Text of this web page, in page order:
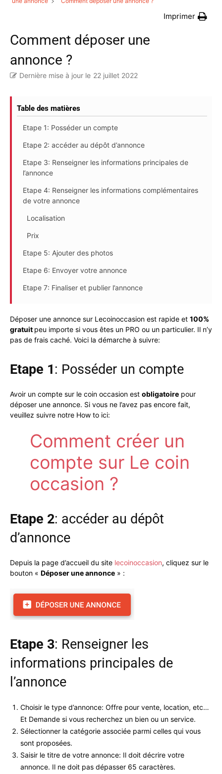
Imprimer
Comment déposer une
annonce ?
Dernière mise à jour le 22 juillet 2022
Table des matières
Etape 1: Posséder un compte
Etape 2: accéder au dépôt d’annonce
Etape 3: Renseigner les informations principales de
l’annonce
Etape 4: Renseigner les informations complémentaires
de votre annonce
Localisation
Prix
Etape 5: Ajouter des photos
Etape 6: Envoyer votre annonce
Etape 7: Finaliser et publier l’annonce
Déposer une annonce sur Lecoinoccasion est rapide et 100%
gratuit peu importe si vous êtes un PRO ou un particulier. Il n’y
pas de frais caché. Voici la démarche à suivre:
Etape 1: Posséder un compte
Avoir un compte sur le coin occasion est obligatoire pour
déposer une annonce. Si vous ne l’avez pas encore fait,
veuillez suivre notre How to ici:
Comment créer un
compte sur Le coin
occasion ?
Etape 2: accéder au dépôt
d’annonce
Depuis la page d’accueil du site lecoinoccasion, cliquez sur le
bouton « Déposer une annonce » :
Etape 3: Renseigner les
informations principales de
l’annonce
Choisir le type d’annonce: Offre pour vente, location, etc…
Et Demande si vous recherchez un bien ou un service.
Sélectionner la catégorie associée parmi celles qui vous
sont proposées.
Saisir le titre de votre annonce: Il doit décrire votre
annonce. Il ne doit pas dépasser 65 caractères.